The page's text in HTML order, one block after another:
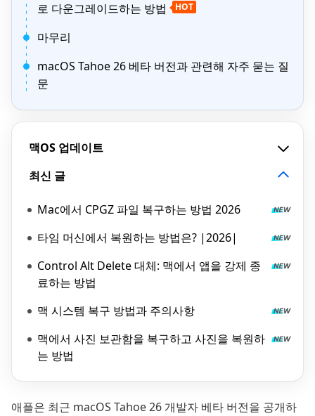
로 다운그레이드하는 방법
HOT
마무리
macOS Tahoe 26 베타 버전과 관련해 자주 묻는 질
문
맥OS 업데이트
최신 글
Mac에서 CPGZ 파일 복구하는 방법 2026
타임 머신에서 복원하는 방법은? |2026|
Control Alt Delete 대체: 맥에서 앱을 강제 종
료하는 방법
맥 시스템 복구 방법과 주의사항
맥에서 사진 보관함을 복구하고 사진을 복원하
는 방법
애플은 최근 macOS Tahoe 26 개발자 베타 버전을 공개하